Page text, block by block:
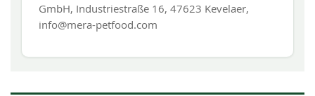
GmbH, Industriestraße 16, 47623 Kevelaer,
info@mera-petfood.com